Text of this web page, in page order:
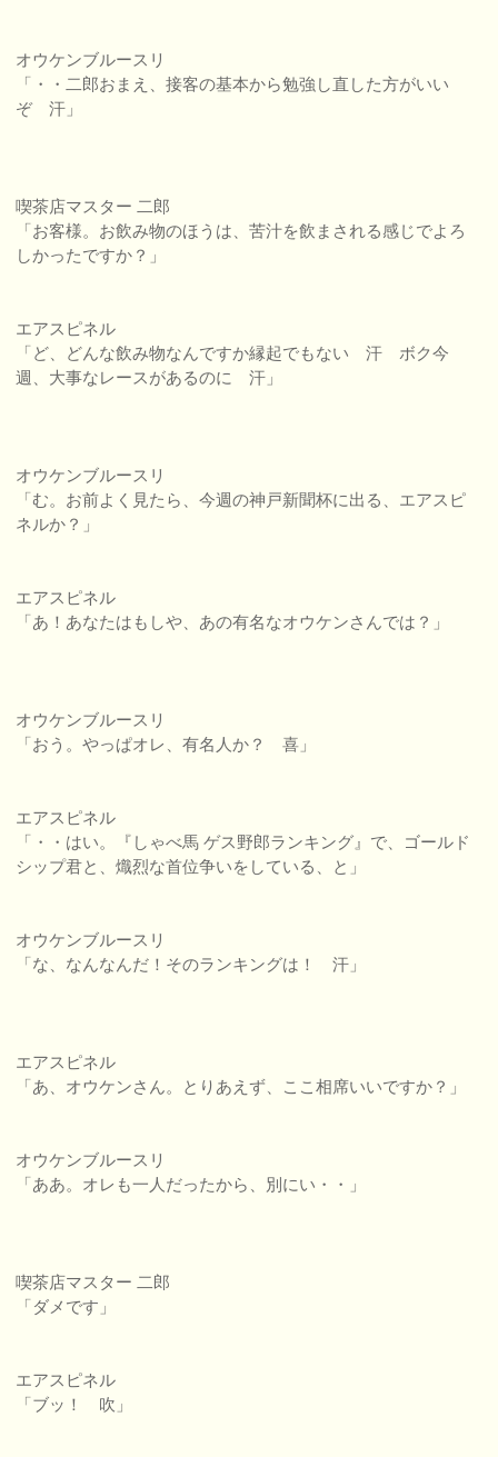
オウケンブルースリ
「・・二郎おまえ、接客の基本から勉強し直した方がいい
ぞ 汗」
喫茶店マスター 二郎
「お客様。お飲み物のほうは、苦汁を飲まされる感じでよろ
しかったですか？」
エアスピネル
「ど、どんな飲み物なんですか縁起でもない 汗 ボク今
週、大事なレースがあるのに 汗」
オウケンブルースリ
「む。お前よく見たら、今週の神戸新聞杯に出る、エアスピ
ネルか？」
エアスピネル
「あ！あなたはもしや、あの有名なオウケンさんでは？」
オウケンブルースリ
「おう。やっぱオレ、有名人か？ 喜」
エアスピネル
「・・はい。『しゃべ馬 ゲス野郎ランキング』で、ゴールド
シップ君と、熾烈な首位争いをしている、と」
オウケンブルースリ
「な、なんなんだ！そのランキングは！ 汗」
エアスピネル
「あ、オウケンさん。とりあえず、ここ相席いいですか？」
オウケンブルースリ
「ああ。オレも一人だったから、別にい・・」
喫茶店マスター 二郎
「ダメです」
エアスピネル
「ブッ！ 吹」